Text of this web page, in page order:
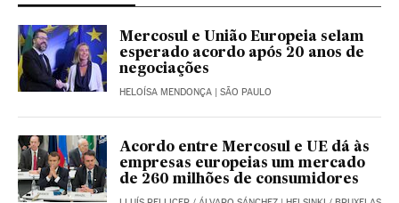
Mercosul e União Europeia selam
esperado acordo após 20 anos de
negociações
HELOÍSA MENDONÇA | SÃO PAULO
Acordo entre Mercosul e UE dá às
empresas europeias um mercado
de 260 milhões de consumidores